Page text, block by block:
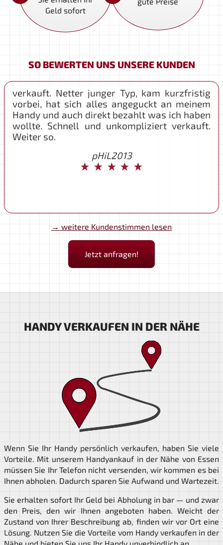
Geld sofort
SO BEWERTEN UNS UNSERE KUNDEN
vorbei, hat sich alles angeguckt an meinem
Handy und auch direkt bezahlt was ich haben
wollte. Schnell und unkompliziert verkauft.
pHiL2013
Hat gerade bei uns ein Handy aufgekauft.
Perfekter Ablauf. Seriös und unkompliziert.
Sehr zu empfehlen.
→ weitere Kundenstimmen lesen
Jetzt anfragen!
HANDY VERKAUFEN IN DER NÄHE
Wenn Sie Ihr Handy persönlich verkaufen, haben Sie viele
Vorteile. Mit unserem Handyankauf in der Nähe von Essen
müssen Sie Ihr Telefon nicht versenden, wir kommen es bei
Ihnen abholen. Dadurch sparen Sie Aufwand und Wartezeit.
Sie erhalten sofort Ihr Geld bei Abholung in bar — und zwar
den Preis, den wir Ihnen angeboten haben. Weicht der
Zustand von Ihrer Beschreibung ab, finden wir vor Ort eine
Lösung. Nutzen Sie die Vorteile vom Handy verkaufen in der
Nähe und bieten Sie uns Ihr Handy unverbindlich an.